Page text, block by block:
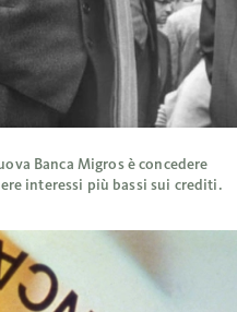
Banca Migros è concedere
interessi più bassi sui crediti.